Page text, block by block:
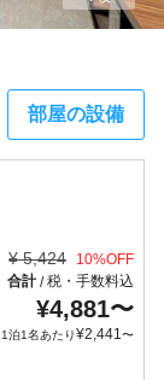
部屋の設備
¥ 5,424 10%OFF
合計/税・手数料込
¥4,881〜
1泊1名あたり¥2,441〜